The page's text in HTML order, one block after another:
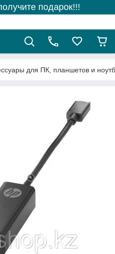
подарок!!!
для ПК, планшетов и